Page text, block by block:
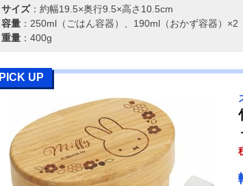
サイズ：約幅19.5×奥行9.5×高さ10.5cm
容量：250ml（ごはん容器）、190ml（おかず容器）×2
重量：400g
PICK UP